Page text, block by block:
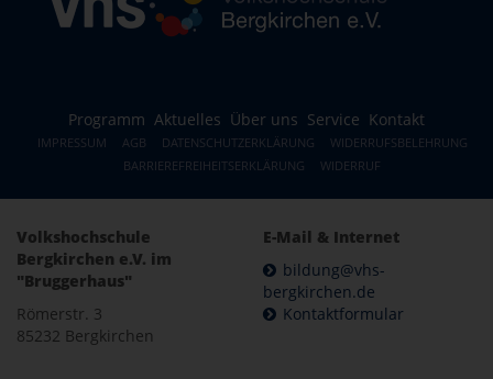
Programm Aktuelles Über uns Service Kontakt
IMPRESSUM AGB DATENSCHUTZERKLÄRUNG
WIDERRUFSBELEHRUNG
BARRIEREFREIHEITSERKLÄRUNG
WIDERRUF
Volkshochschule
Bergkirchen e.V. im
"Bruggerhaus"
Römerstr. 3
85232 Bergkirchen
E-Mail & Internet
bildung@vhs-
bergkirchen.de
Kontaktformular